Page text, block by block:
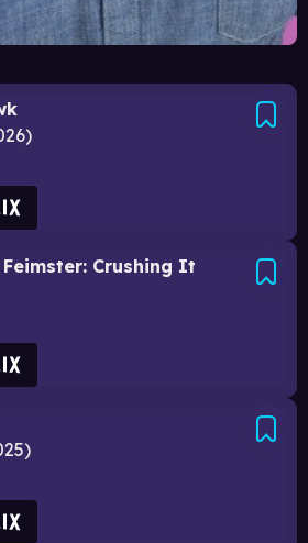
Crushing It